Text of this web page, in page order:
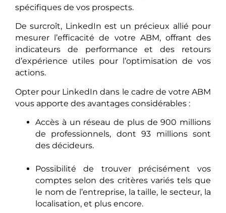
spécifiques de vos prospects.
De surcroît, LinkedIn est un précieux allié pour
mesurer l’efficacité de votre ABM, offrant des
indicateurs de performance et des retours
d’expérience utiles pour l’optimisation de vos
actions.
Opter pour LinkedIn dans le cadre de votre ABM
vous apporte des avantages considérables :
Accès à un réseau de plus de 900 millions
de professionnels, dont 93 millions sont
des décideurs.
Possibilité de trouver précisément vos
comptes selon des critères variés tels que
le nom de l’entreprise, la taille, le secteur, la
localisation, et plus encore.